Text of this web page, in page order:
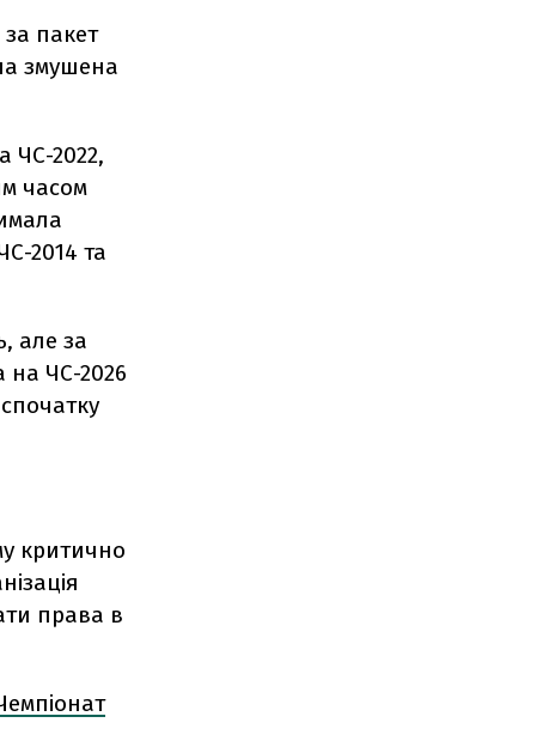
пакет
змушена
ЧС-2022,
часом
2014 та
але за
на ЧС-2026
критично
права в